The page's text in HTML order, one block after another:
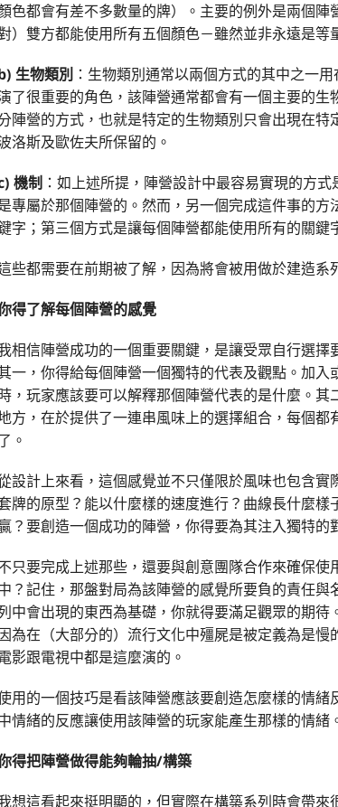
色都會有差不多數量的牌）。主要的例外是兩個
）雙方都能使用所有五個顏色－雖然並非永遠是等
生物類別 ：生物類別通常以兩個方式的其中之一
了很重要的角色，該陣營通常都會有一個主要的
陣營的方式，也就是特定的生物類別只會出現在
洛斯及歐佐夫所保留的。
機制 ：如上述所提，陣營設計中最容易實現的方
專屬於那個陣營的。然而，另一個完成這件事的
字；第三個方式是讓每個陣營都能使用所有的關鍵
些都需要在前期被了解，因為將會被用做於建造系
得了解每個陣營的感覺
相信陣營成功的一個重要關鍵，是讓受眾自行選
一，你得給每個陣營一個獨特的代表及觀點。加
，玩家應該要可以解釋那個陣營代表的是什麼。
方，在於提供了一連串風味上的選擇組合，每個
。
設計上來看，這個感覺並不只僅限於風味也包含
牌的原型？能以什麼樣的速度進行？曲線長什麼
？要創造一個成功的陣營，你得要為其注入獨特的
只要完成上述那些，還要與創意團隊合作來確保
？記住，那盤對局為該陣營的感覺所要負的責任
中會出現的東西為基礎，你就得要滿足觀眾的期待
為在（大部分的）流行文化中殭屍是被定義為是
影跟電視中都是這麼演的。
用的一個技巧是看該陣營應該要創造怎麼樣的情
情緒的反應讓使用該陣營的玩家能產生那樣的情緒
得把陣營做得能夠輪抽/構築
想這看起來挺明顯的，但實際在構築系列時會帶來